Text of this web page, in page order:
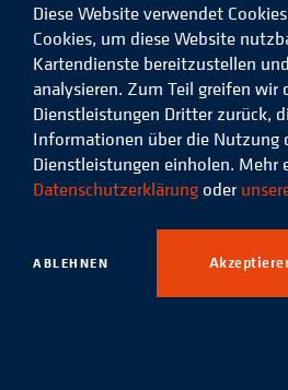
Das
NSI
Facebook
Das
NSI
auf
LinkedIn
© 2026
Studieninstitut für
Verwaltung e.V.
Datenschutz
Diese Website verwendet
Cookies, um diese Website
Kartendienste bereitzustellen
analysieren. Zum Teil greifen wir
Dienstleistungen Dritter zurück,
Informationen über die Nutzung
Dienstleistungen einholen. Mehr
Datenschutzerklärung oder
ABLEHNEN